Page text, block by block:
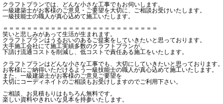
クラフトプランでは、どんな小さな工事でもお伺いします。
一級建築士がお客様のご意見・ご要望を大切に、ご相談お受けいたします。
一級技能士の職人が真心込めて施工いたします。
＝＝＝＝＝＝＝＝＝＝＝＝＝＝＝＝＝＝＝＝＝＝＝＝＝＝
笑いと悲しみがあって生活が生まれます。
クラフトプランはうるおいのあるご提案をしていきたいと思っております。
大手施工会社にて施工実績多数のクラフトプランが、
下請け流通コストを削減し、低コストで責任ある施工をいたします。
クラフトプランはどんな小さな工事でも、大切にしていきたいと思っております。
お客様にご納得いただけるよう一級技能士の職人が真心込めて施工いたします。
また、一級建築士がお客様のご意見ご要望を
大切にコーディネイトのご相談もお受けしますのでご利用下さい。
ご相談、お見積もりはもちろん無料です。
楽しい資料やきれいな見本を持参いたします。